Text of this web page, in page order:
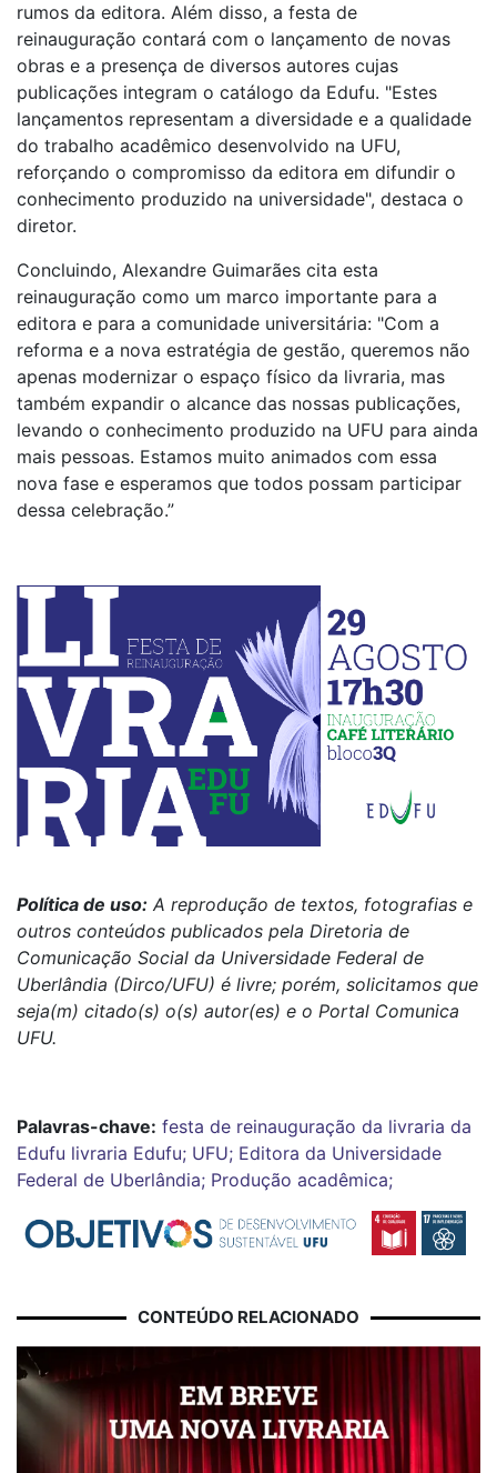
rumos da editora. Além disso, a festa de
reinauguração contará com o lançamento de novas
obras e a presença de diversos autores cujas
publicações integram o catálogo da Edufu. "Estes
lançamentos representam a diversidade e a qualidade
do trabalho acadêmico desenvolvido na UFU,
reforçando o compromisso da editora em difundir o
conhecimento produzido na universidade", destaca o
diretor.
Concluindo, Alexandre Guimarães cita esta
reinauguração como um marco importante para a
editora e para a comunidade universitária: "Com a
reforma e a nova estratégia de gestão, queremos não
apenas modernizar o espaço físico da livraria, mas
também expandir o alcance das nossas publicações,
levando o conhecimento produzido na UFU para ainda
mais pessoas. Estamos muito animados com essa
nova fase e esperamos que todos possam participar
dessa celebração.”
Política de uso: A reprodução de textos, fotografias e
outros conteúdos publicados pela Diretoria de
Comunicação Social da Universidade Federal de
Uberlândia (Dirco/UFU) é livre; porém, solicitamos que
seja(m) citado(s) o(s) autor(es) e o Portal Comunica
UFU.
Palavras-chave: festa de reinauguração da livraria da
Edufu livraria Edufu; UFU; Editora da Universidade
Federal de Uberlândia; Produção acadêmica;
CONTEÚDO RELACIONADO